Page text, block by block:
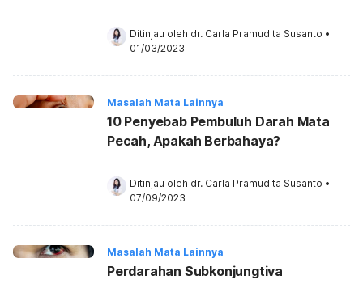
Ditinjau oleh dr. Carla Pramudita Susanto •
01/03/2023
Masalah Mata Lainnya
10 Penyebab Pembuluh Darah Mata
Pecah, Apakah Berbahaya?
Ditinjau oleh dr. Carla Pramudita Susanto •
07/09/2023
Masalah Mata Lainnya
Perdarahan Subkonjungtiva